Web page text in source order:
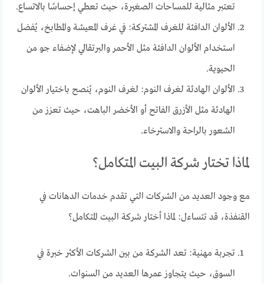
تعتبر مثالية للمساحات الصغيرة، حيث تعطي إحساسًا بالاتساع.
الألوان الدافئة للغرف المشتركة: في غرف المعيشة والمطابخ، يُفضل
استخدام الألوان الدافئة مثل الأحمر والبرتقالي لإضفاء جو من
الحيوية.
الألوان الهادئة لغرف النوم: لغرف النوم، يُنصح باختيار الألوان
الهادئة مثل الأزرق الفاتح أو الأخضر الباهت، حيث تعزز من
الشعور بالراحة والاسترخاء.
لماذا تختار شركة البيت المتكامل؟
مع وجود العديد من الشركات التي تقدم خدمات الدهانات في
القنفذة، قد تتساءل: لماذا أختار شركة البيت المتكامل؟
تجربة مهنية: تعد الشركة من بين الشركات الأكثر خبرة في
السوق، حيث يتجاوز عمرها العديد من السنوات.